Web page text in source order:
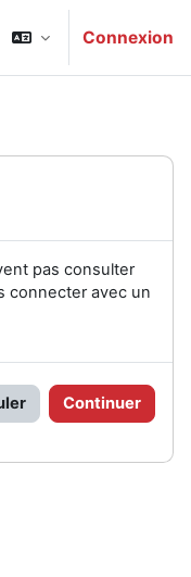
Connexion
pas consulter
connecter avec un
Continuer